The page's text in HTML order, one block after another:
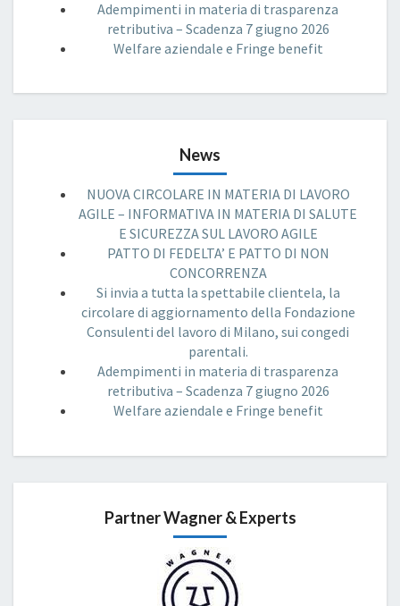
Adempimenti in materia di trasparenza
retributiva – Scadenza 7 giugno 2026
Welfare aziendale e Fringe benefit
News
NUOVA CIRCOLARE IN MATERIA DI LAVORO
AGILE – INFORMATIVA IN MATERIA DI SALUTE
E SICUREZZA SUL LAVORO AGILE
PATTO DI FEDELTA’ E PATTO DI NON
CONCORRENZA
Si invia a tutta la spettabile clientela, la
circolare di aggiornamento della Fondazione
Consulenti del lavoro di Milano, sui congedi
parentali.
Adempimenti in materia di trasparenza
retributiva – Scadenza 7 giugno 2026
Welfare aziendale e Fringe benefit
Partner Wagner & Experts